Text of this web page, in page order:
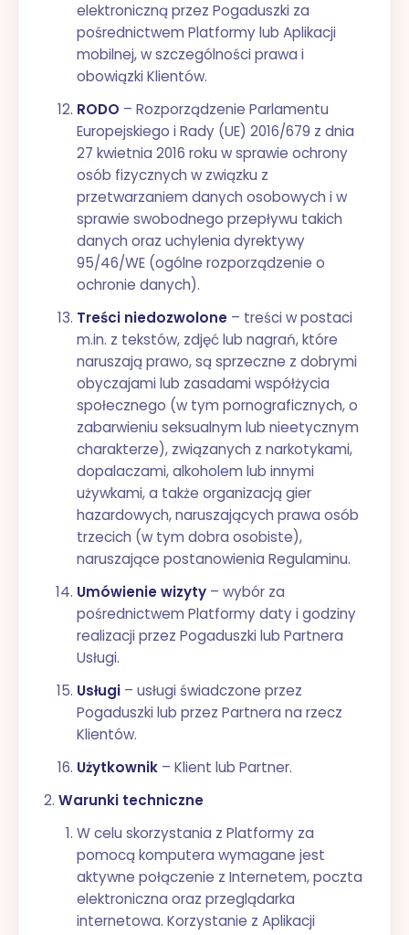
elektroniczną przez Pogaduszki za
pośrednictwem Platformy lub Aplikacji
mobilnej, w szczególności prawa i
obowiązki Klientów.
RODO – Rozporządzenie Parlamentu
Europejskiego i Rady (UE) 2016/679 z dnia
27 kwietnia 2016 roku w sprawie ochrony
osób fizycznych w związku z
przetwarzaniem danych osobowych i w
sprawie swobodnego przepływu takich
danych oraz uchylenia dyrektywy
95/46/WE (ogólne rozporządzenie o
ochronie danych).
Treści niedozwolone – treści w postaci
m.in. z tekstów, zdjęć lub nagrań, które
naruszają prawo, są sprzeczne z dobrymi
obyczajami lub zasadami współżycia
społecznego (w tym pornograficznych, o
zabarwieniu seksualnym lub nieetycznym
charakterze), związanych z narkotykami,
dopalaczami, alkoholem lub innymi
używkami, a także organizacją gier
hazardowych, naruszających prawa osób
trzecich (w tym dobra osobiste),
naruszające postanowienia Regulaminu.
Umówienie wizyty – wybór za
pośrednictwem Platformy daty i godziny
realizacji przez Pogaduszki lub Partnera
Usługi.
Usługi – usługi świadczone przez
Pogaduszki lub przez Partnera na rzecz
Klientów.
Użytkownik – Klient lub Partner.
Warunki techniczne
W celu skorzystania z Platformy za
pomocą komputera wymagane jest
aktywne połączenie z Internetem, poczta
elektroniczna oraz przeglądarka
internetowa. Korzystanie z Aplikacji